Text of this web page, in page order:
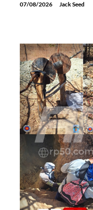
07/08/2026 Jack Seed